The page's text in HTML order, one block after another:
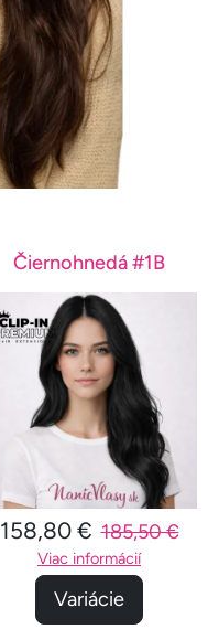
Čiernohnedá #1B
158,80 € 185,50 €
Viac informácií
Variácie